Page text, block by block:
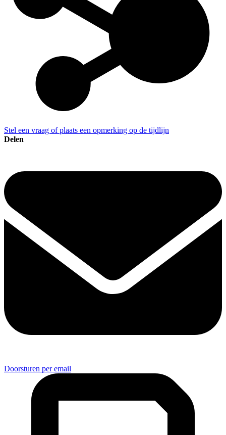
Stel een vraag of plaats een opmerking op de tijdlijn
Delen
Doorsturen per email